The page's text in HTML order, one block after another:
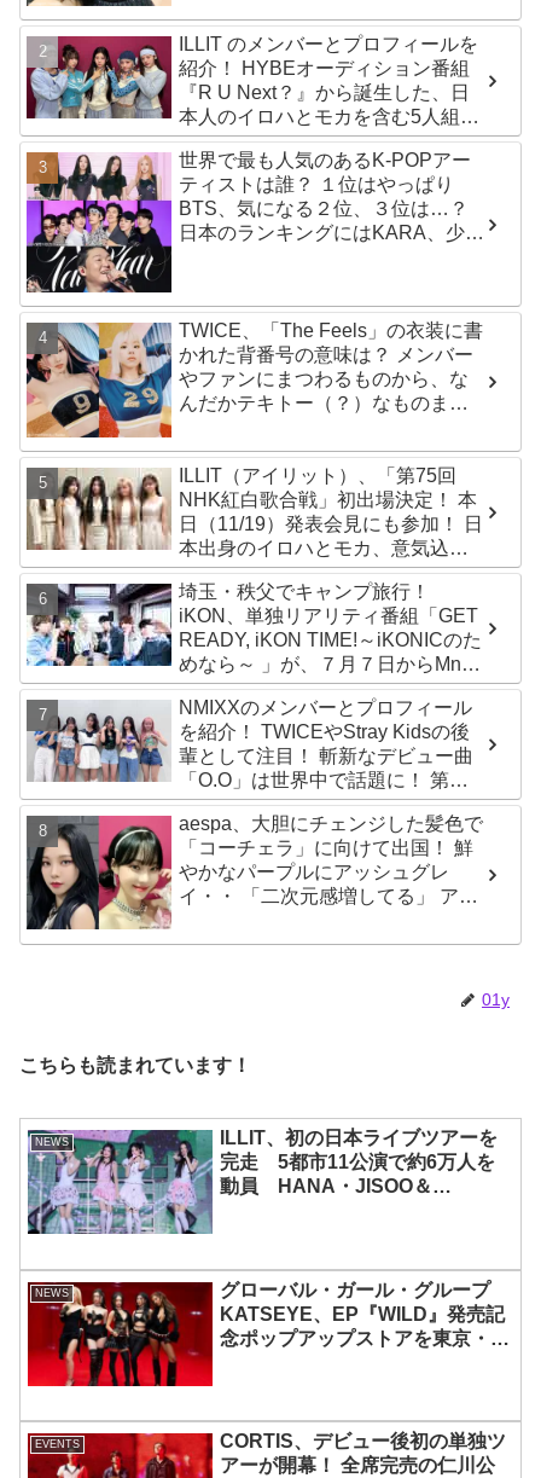
ILLIT のメンバーとプロフィールを
紹介！ HYBEオーディション番組
『R U Next？』から誕生した、日
本人のイロハとモカを含む5人組ガ
ールズグループ！ デビュー曲
「Magnetic」がいきなりの大ヒッ
ト
世界で最も人気のあるK-POPアー
ティストは誰？ １位はやっぱり
BTS、気になる２位、３位は…？
日本のランキングにはKARA、少女
TWICE、「The Feels」の衣装に書
かれた背番号の意味は？ メンバー
やファンにまつわるものから、な
んだかテキトー（？）なものま
ILLIT（アイリット）、「第75回
NHK紅白歌合戦」初出場決定！ 本
日（11/19）発表会見にも参加！ 日
本出身のイロハとモカ、意気込み
を語る「ずっと夢見てたステー
ジ…嬉しくて光栄」
埼玉・秩父でキャンプ旅行！
iKON、単独リアリティ番組「GET
READY, iKON TIME!～iKONICのた
めなら～ 」が、７月７日からMnet
で放送・配信スタート
NMIXXのメンバーとプロフィール
を紹介！ TWICEやStray Kidsの後
輩として注目！ 斬新なデビュー曲
「O.O」は世界中で話題に！ 第４
世代を代表する美女ソリュンをは
じめ、全員ビジュアルメンバーと
いわれるその魅力をチェック
aespa、大胆にチェンジした髪色で
「コーチェラ」に向けて出国！ 鮮
やかなパープルにアッシュグレ
イ・・ 「二次元感増してる」 アバ
01y
こちらも読まれています！
NEWS
ILLIT、初の日本ライブツアーを
完走 5都市11公演で約6万人を
動員 HANA・JISOO＆
NEWS
グローバル・ガール・グループ
KATSEYE、EP『WILD』発売記
念ポップアップストアを東京・原
EVENTS
CORTIS、デビュー後初の単独ツ
アーが開幕！ 全席完売の仁川公